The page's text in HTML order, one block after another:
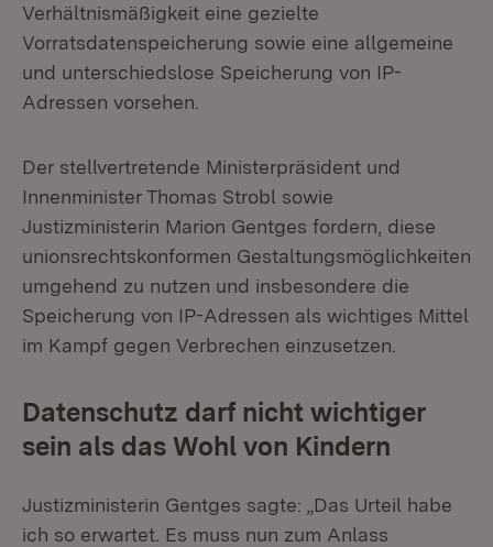
Verhältnismäßigkeit eine gezielte
Vorratsdatenspeicherung sowie eine allgemeine
und unterschiedslose Speicherung von IP-
Adressen vorsehen.
Der stellvertretende Ministerpräsident und
Innenminister Thomas Strobl sowie
Justizministerin Marion Gentges fordern, diese
unionsrechtskonformen Gestaltungsmöglichkeiten
umgehend zu nutzen und insbesondere die
Speicherung von IP-Adressen als wichtiges Mittel
im Kampf gegen Verbrechen einzusetzen.
Datenschutz darf nicht wichtiger
sein als das Wohl von Kindern
Justizministerin Gentges sagte: „Das Urteil habe
ich so erwartet. Es muss nun zum Anlass